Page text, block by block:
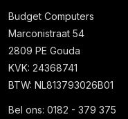
Budget Computers
Marconistraat 54
2809 PE Gouda
KVK: 24368741
BTW: NL813793026B01
Bel ons: 0182 - 379 375